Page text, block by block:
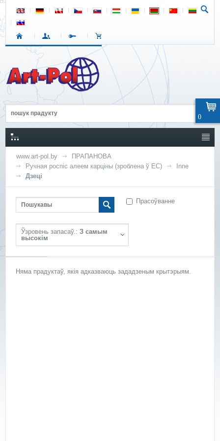
www.art-pol.by
ПРАПАНОВА
Ручная роспіс алеем карціны (зроблена ў ЕС)
Inne
Дзеці
Прасоўванне
Ўзровень запасаў.: З самым
высокім
Няма прадуктаў, якія адказваюць зададзеным крытэрыям.
0